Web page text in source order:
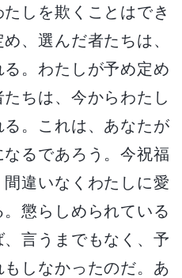
しを欺くことはでき
、選んだ者たちは、
。わたしが予め定め
ちは、今からわたし
。これは、あなたが
るであろう。今祝福
違いなくわたしに愛
懲らしめられている
言うまでもなく、予
しなかったのだ。あ